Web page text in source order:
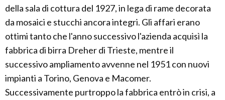
della sala di cottura del 1927, in lega di rame decorata
da mosaici e stucchi ancora integri. Gli affari erano
ottimi tanto che l'anno successivo l'azienda acquisì la
fabbrica di birra Dreher di Trieste, mentre il
successivo ampliamento avvenne nel 1951 con nuovi
impianti a Torino, Genova e Macomer.
Successivamente purtroppo la fabbrica entrò in crisi, a